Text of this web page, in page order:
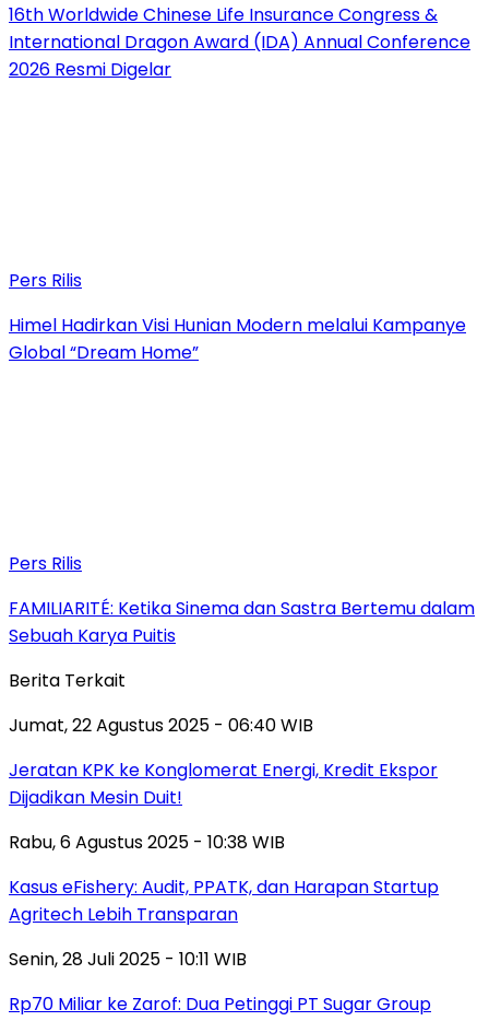
16th Worldwide Chinese Life Insurance Congress &
International Dragon Award (IDA) Annual Conference
2026 Resmi Digelar
Pers Rilis
Himel Hadirkan Visi Hunian Modern melalui Kampanye
Global “Dream Home”
Pers Rilis
FAMILIARITÉ: Ketika Sinema dan Sastra Bertemu dalam
Sebuah Karya Puitis
Berita Terkait
Jumat, 22 Agustus 2025 - 06:40 WIB
Jeratan KPK ke Konglomerat Energi, Kredit Ekspor
Dijadikan Mesin Duit!
Rabu, 6 Agustus 2025 - 10:38 WIB
Kasus eFishery: Audit, PPATK, dan Harapan Startup
Agritech Lebih Transparan
Senin, 28 Juli 2025 - 10:11 WIB
Rp70 Miliar ke Zarof: Dua Petinggi PT Sugar Group